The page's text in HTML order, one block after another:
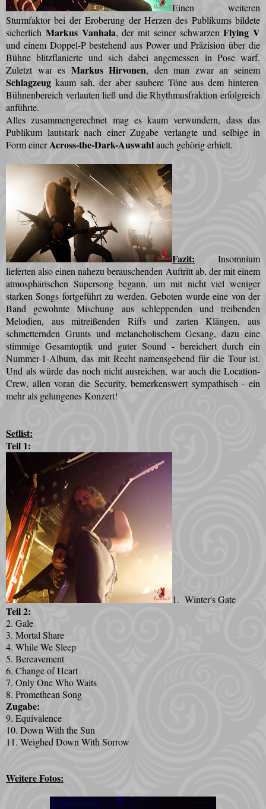
Einen weiteren
Sturmfaktor bei der Eroberung der Herzen des Publikums bildete
sicherlich Markus Vanhala, der mit seiner schwarzenFlying V
und einem Doppel-P bestehend aus Power und Präzision über die
Bühne blitzflanierte und sich dabei angemessen in Pose warf.
Zuletzt war es Markus Hirvonen, den man zwar an seinem
Schlagzeug kaum sah, der aber saubere Töne aus dem hinteren
Bühnenbereich verlauten ließ und die Rhythmusfraktion erfolgreich
anführte.
Alles zusammengerechnet mag es kaum verwundern, dass das
Publikum lautstark nach einer Zugabe verlangte und selbige in
Form einerAcross-the-Dark-Auswahlauch gehörig erhielt.
Fazit: Insomnium
lieferten also einen nahezu berauschenden Auftritt ab, der mit einem
atmosphärischen Supersong begann, um mit nicht viel weniger
starken Songs fortgeführt zu werden. Geboten wurde eine von der
Band gewohnte Mischung aus schleppenden und treibenden
Melodien, aus mitreißenden Riffs und zarten Klängen, aus
schmetternden Grunts und melancholischem Gesang, dazu eine
stimmige Gesamtoptik und guter Sound - bereichert durch ein
Nummer-1-Album, das mit Recht namensgebend für die Tour ist.
Und als würde das noch nicht ausreichen, war auch die Location-
Crew, allen voran die Security, bemerkenswert sympathisch - ein
mehr als gelungenes Konzert!
Setlist:
Teil 1:
1. Winter's Gate
Teil 2:
2. Gale
3. Mortal Share
4. While We Sleep
5. Bereavement
6. Change of Heart
7. Only One Who Waits
8. Promethean Song
Zugabe:
9. Equivalence
10. Down With the Sun
11. Weighed Down With Sorrow
Weitere Fotos: